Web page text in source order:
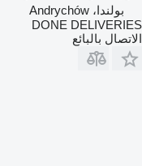
بولندا، Andrychów
DONE DELIVERIES
الاتصال بالبائع